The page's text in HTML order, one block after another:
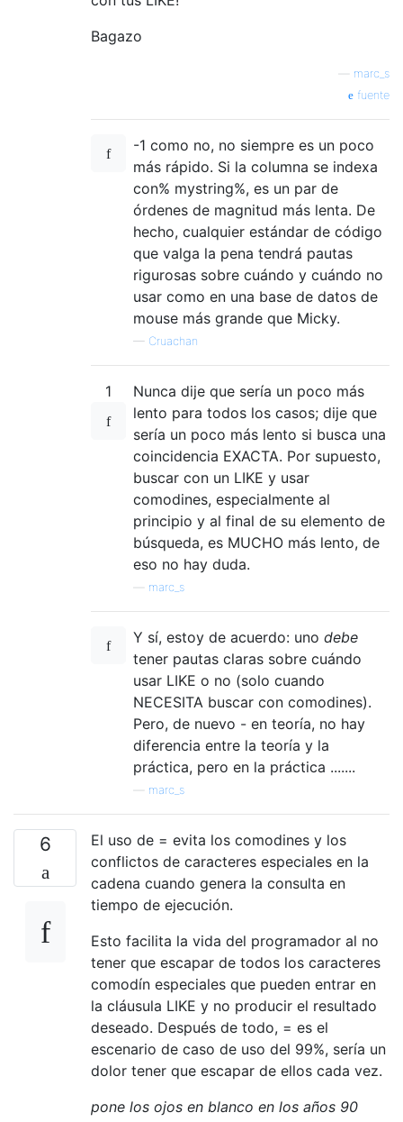
Bagazo
marc_s
fuente
-1 como no, no siempre es un poco
más rápido. Si la columna se indexa
con% mystring%, es un par de
órdenes de magnitud más lenta. De
hecho, cualquier estándar de código
que valga la pena tendrá pautas
rigurosas sobre cuándo y cuándo no
usar como en una base de datos de
mouse más grande que Micky.
— Cruachan
1
Nunca dije que sería un poco más
lento para todos los casos; dije que
sería un poco más lento si busca una
coincidencia EXACTA. Por supuesto,
buscar con un LIKE y usar
comodines, especialmente al
principio y al final de su elemento de
búsqueda, es MUCHO más lento, de
eso no hay duda.
marc_s
Y sí, estoy de acuerdo: uno debe
tener pautas claras sobre cuándo
usar LIKE o no (solo cuando
NECESITA buscar con comodines).
Pero, de nuevo - en teoría, no hay
diferencia entre la teoría y la
práctica, pero en la práctica .......
marc_s
6
El uso de = evita los comodines y los
conflictos de caracteres especiales en la
cadena cuando genera la consulta en
tiempo de ejecución.
Esto facilita la vida del programador al no
tener que escapar de todos los caracteres
comodín especiales que pueden entrar en
la cláusula LIKE y no producir el resultado
deseado. Después de todo, = es el
escenario de caso de uso del 99%, sería un
dolor tener que escapar de ellos cada vez.
pone los ojos en blanco en los años 90